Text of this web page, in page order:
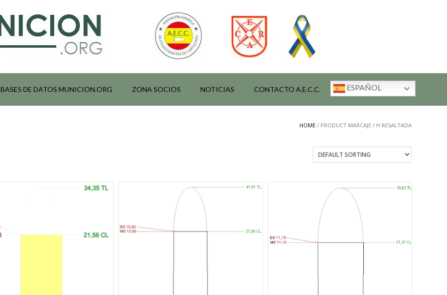
BASES DE DATOS MUNICION.ORG ZONA SOCIOS NOTICIAS CONTACTO A.E.C.C. ESPAÑOL
HOME / PRODUCT MARCAJE / H RESALTADA